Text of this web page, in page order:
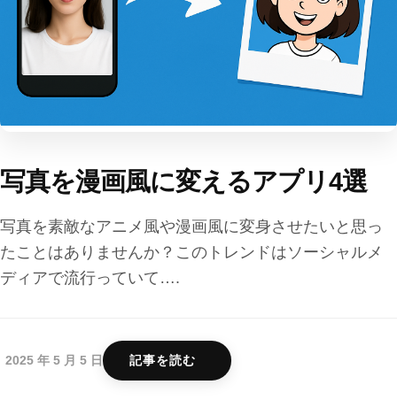
写真を漫画風に変えるアプリ4選
写真を素敵なアニメ風や漫画風に変身させたいと思っ
たことはありませんか？このトレンドはソーシャルメ
ディアで流行っていて….
2025 年 5 月 5 日 記事を読む